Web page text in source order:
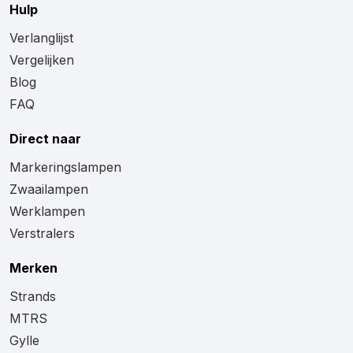
Hulp
Verlanglijst
Vergelijken
Blog
FAQ
Direct naar
Markeringslampen
Zwaailampen
Werklampen
Verstralers
Merken
Strands
MTRS
Gylle